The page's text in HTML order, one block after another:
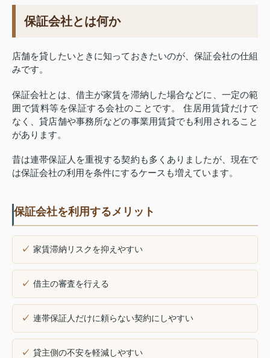
保証会社とは何か
店舗を貸したいときに知っておきたいのが、保証会社の仕組
みです。
保証会社とは、借主が家賃を滞納した場合などに、一定の範
囲で賃料等を保証する会社のことです。 住居用賃貸だけで
なく、貸店舗や事務所などの事業用賃貸でも利用されること
があります。
昔は連帯保証人を重視する契約も多くありましたが、現在で
は保証会社の利用を条件にするケースも増えています。
保証会社を利用するメリット
家賃滞納リスクを抑えやすい
借主の審査を行える
連帯保証人だけに頼らない契約にしやすい
貸主側の不安を軽減しやすい